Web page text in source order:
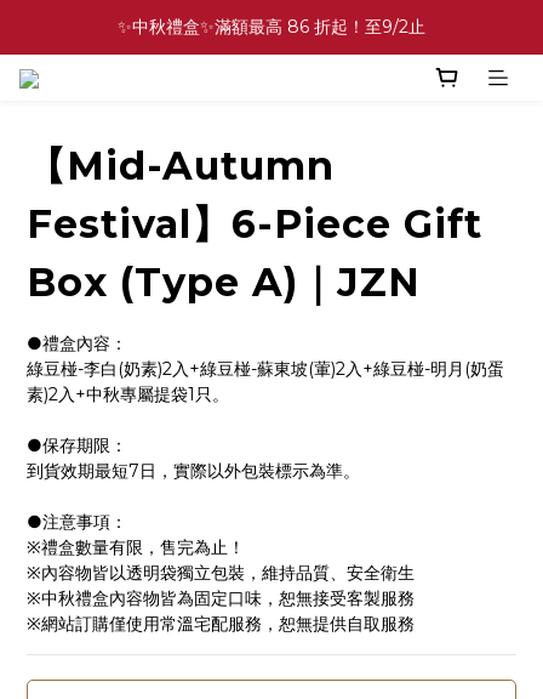
✨中秋禮盒✨滿額最高 86 折起！至9/2止
✨中秋禮盒✨滿額最高 86 折起！至9/2止
【Mid-Autumn
Festival】6-Piece Gift
Box (Type A)｜JZN
●禮盒內容：
綠豆椪-李白(奶素)2入+綠豆椪-蘇東坡(葷)2入+綠豆椪-明月(奶蛋
素)2入+中秋專屬提袋1只。
●保存期限：
到貨效期最短7日，實際以外包裝標示為準。
●注意事項：
※禮盒數量有限，售完為止！
※內容物皆以透明袋獨立包裝，維持品質、安全衛生
※中秋禮盒內容物皆為固定口味，恕無接受客製服務
※網站訂購僅使用常溫宅配服務，恕無提供自取服務